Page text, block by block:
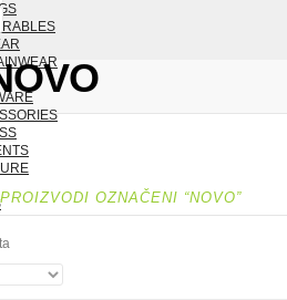
OZNAČENI “NOVO”
najnovijem